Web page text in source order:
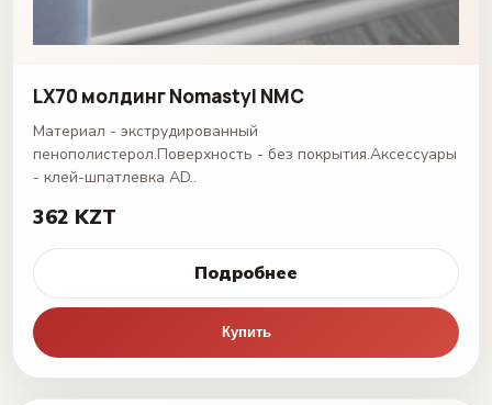
LX70 молдинг Nomastyl NMC
Материал - экструдированный
пенополистерол.Поверхность - без покрытия.Аксессуары
- клей-шпатлевка AD..
362 KZT
Подробнее
Купить